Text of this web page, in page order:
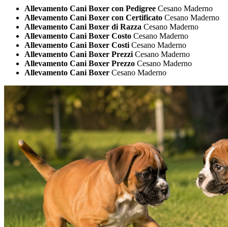
Allevamento Cani Boxer con Pedigree Cesano Maderno
Allevamento Cani Boxer con Certificato Cesano Maderno
Allevamento Cani Boxer di Razza Cesano Maderno
Allevamento Cani Boxer Costo Cesano Maderno
Allevamento Cani Boxer Costi Cesano Maderno
Allevamento Cani Boxer Prezzi Cesano Maderno
Allevamento Cani Boxer Prezzo Cesano Maderno
Allevamento Cani Boxer Cesano Maderno